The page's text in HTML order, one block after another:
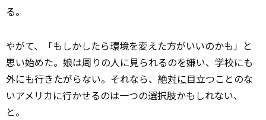
る。
やがて、「もしかしたら環境を変えた方がいいのかも」と
思い始めた。娘は周りの人に見られるのを嫌い、学校にも
外にも行きたがらない。それなら、 絶対に目立つことのな
いアメリカに行かせるのは一つの選択肢かもしれない、
と。